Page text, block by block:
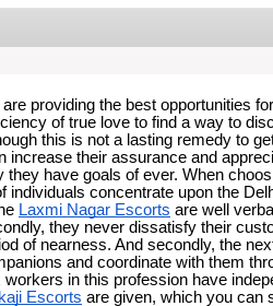
providing the best opportunities
of true love to find a way to
this is not a lasting remedy to
increase their assurance and
they have goals of ever. When
individuals concentrate upon the
Laxmi Nagar Escorts are well
they never dissatisfy their
of nearness. And secondly, the
and coordinate with them
Escorts are given, which you can